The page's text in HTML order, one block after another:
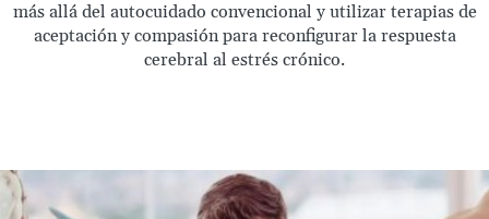
más allá del autocuidado convencional y utilizar terapias de
aceptación y compasión para reconfigurar la respuesta
cerebral al estrés crónico.